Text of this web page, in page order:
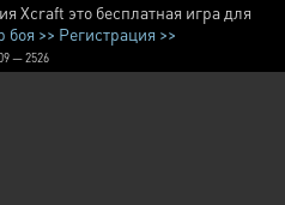
Xcraft это бесплатная игра для
боя >> Регистрация >>
— 2526